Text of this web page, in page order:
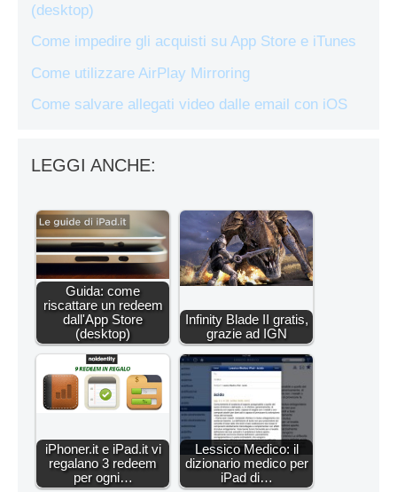
(desktop)
Come impedire gli acquisti su App Store e iTunes
Come utilizzare AirPlay Mirroring
Come salvare allegati video dalle email con iOS
LEGGI ANCHE:
Guida: come
riscattare un redeem
dall'App Store
(desktop)
Infinity Blade II gratis,
grazie ad IGN
iPhoner.it e iPad.it vi
regalano 3 redeem
per ogni…
Lessico Medico: il
dizionario medico per
iPad di…